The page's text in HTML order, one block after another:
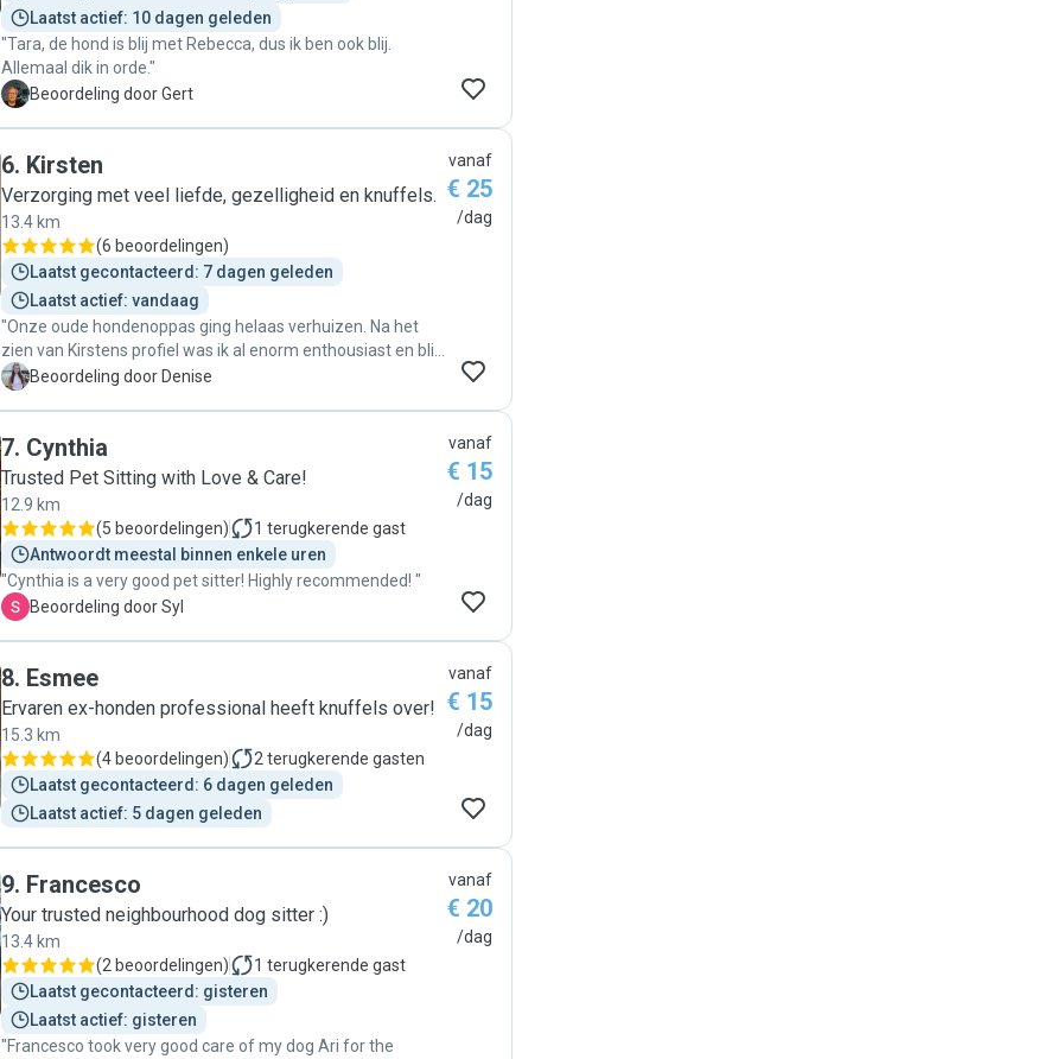
Laatst actief: 10 dagen geleden
"Tara, de hond is blij met Rebecca, dus ik ben ook blij.
Allemaal dik in orde."
G Beoordeling door Gert
6. Kirsten
Verzorging met veel liefde, gezelligheid en knuffels.
13.4 km
(6 beoordelingen)
Laatst gecontacteerd: 7 dagen geleden
Laatst actief: vandaag
"Onze oude hondenoppas ging helaas verhuizen. Na het
zien van Kirstens profiel was ik al enorm enthousiast en blij
dat zij Diesel’s nieuwe oppas wilde worden. Kirsten en haar
Ik merk echt aan Diesel dat hij het leuk vindt om daar te zijn.
Ik zou haar zeker nog eens vragen om op mijn hond te
D Beoordeling door Denise
vanaf
€ 25
/dag
7. Cynthia
Trusted Pet Sitting with Love & Care!
12.9 km
(5 beoordelingen) 1 terugkerende gast
Antwoordt meestal binnen enkele uren
"Cynthia is a very good pet sitter! Highly recommended! "
S
Beoordeling door Syl
vanaf
€ 15
/dag
8. Esmee
Ervaren ex-honden professional heeft knuffels over!
15.3 km
(4 beoordelingen) 2 terugkerende gasten
Laatst gecontacteerd: 6 dagen geleden
Laatst actief: 5 dagen geleden
vanaf
€ 15
/dag
9. Francesco
Your trusted neighbourhood dog sitter :)
13.4 km
(2 beoordelingen) 1 terugkerende gast
Laatst gecontacteerd: gisteren
Laatst actief: gisteren
"Francesco took very good care of my dog Ari for the
vanaf
€ 20
/dag